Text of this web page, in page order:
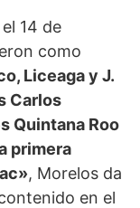
14 de
como
Liceaga y J.
Carlos
Quintana Roo
primera
, Morelos da
en el